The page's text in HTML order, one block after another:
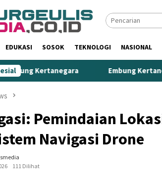
EDUKASI SOSOK TEKNOLOGI NASIONAL
Embung Kertanegara
Pemindaian
Navigasi Drone
111 Dilihat